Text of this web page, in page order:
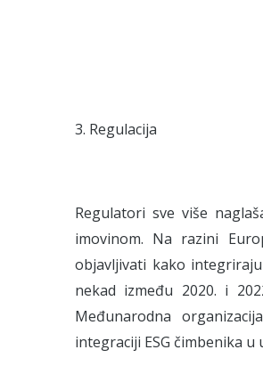
3. Regulacija
Regulatori sve više
imovinom. Na razini
objavljivati kako
nekad između 2020. i
Međunarodna
integraciji ESG čimbenika